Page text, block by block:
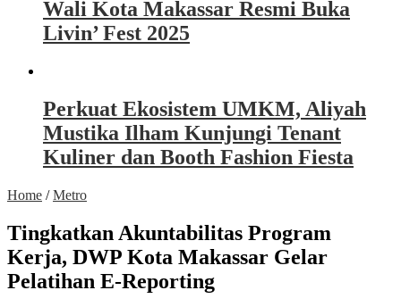
Wali Kota Makassar Resmi Buka
Livin’ Fest 2025
Perkuat Ekosistem UMKM, Aliyah
Mustika Ilham Kunjungi Tenant
Kuliner dan Booth Fashion Fiesta
Home /Metro
Tingkatkan Akuntabilitas Program
Kerja, DWP Kota Makassar Gelar
Pelatihan E-Reporting